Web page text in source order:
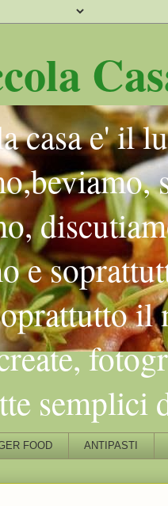
casa e' il
e
semplici
FOOD ANTIPASTI